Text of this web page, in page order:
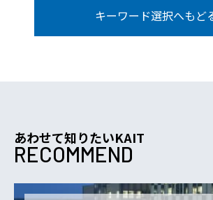
キーワード選択へもど
あわせて知りたいKAIT
RECOMMEND